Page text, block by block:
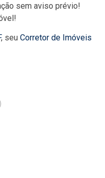
sem aviso prévio!
, seu Corretor de Imóveis